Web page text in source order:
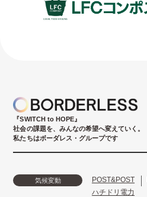
『SWITCH to HOPE』
社会の課題を、みんなの希望へ変えていく。
私たちはボーダレス・グループです
気候変動 POST&POST
ハチドリ電力